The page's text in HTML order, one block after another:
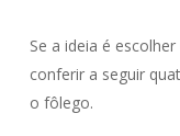
Se a ideia é
conferir a seguir
o fôlego.